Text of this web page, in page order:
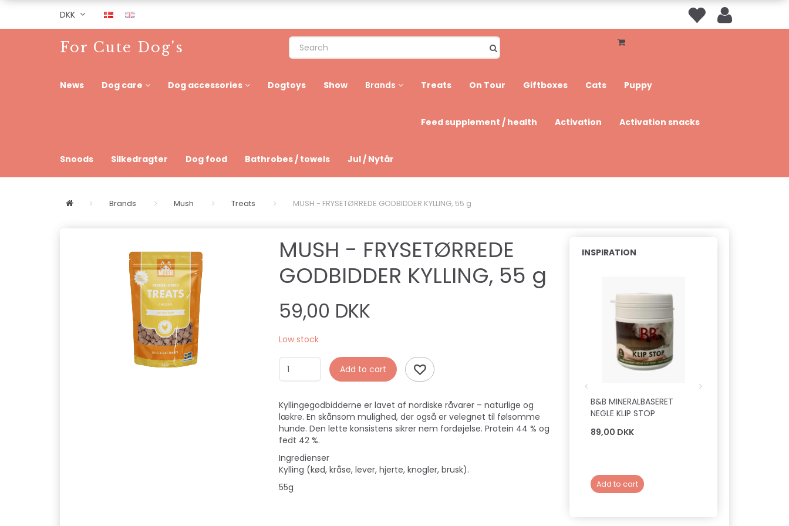
DKK
For Cute Dog's
News Dog care Dog accessories Dogtoys Show Brands Treats On Tour Giftboxes Cats Puppy
Feed supplement / health Activation Activation snacks
Snoods Silkedragter Dog food Bathrobes / towels Jul / Nytår
Brands Mush Treats MUSH - FRYSETØRREDE GODBIDDER KYLLING, 55 g
MUSH - FRYSETØRREDE
GODBIDDER KYLLING, 55 g
59,00 DKK
Low stock
Add to cart
Kyllingegodbidderne er lavet af nordiske råvarer – naturlige og
lækre. En skånsom mulighed, der også er velegnet til følsomme
hunde. Den lette konsistens sikrer nem fordøjelse. Protein 44 % og
fedt 42 %.
Ingredienser
Kylling (kød, kråse, lever, hjerte, knogler, brusk).
55g
INSPIRATION
B&B MINERALBASERET
NEGLE KLIP STOP
89,00 DKK
Add to cart